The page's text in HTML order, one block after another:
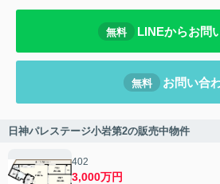
無料 LINEからお問
無料 お問い合
日神パレステージ小岩第2の販売中物件
402
3,000万円